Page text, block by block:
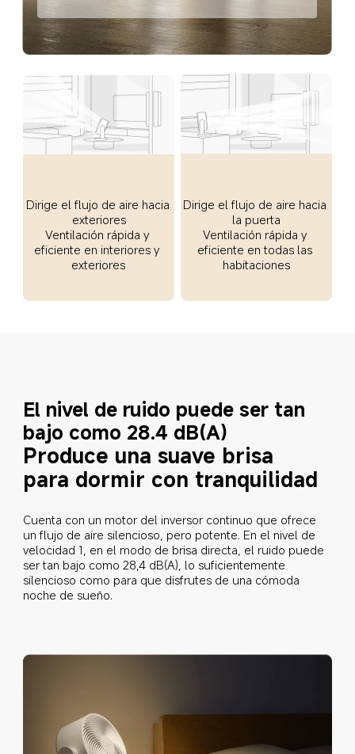
Dirige el flujo de aire hacia
exteriores
Ventilación rápida y
eficiente en interiores y
exteriores
Dirige el flujo de aire hacia
la puerta
Ventilación rápida y
eficiente en todas las
habitaciones
El nivel de ruido puede ser tan
bajo como 28.4 dB(A)
Produce una suave brisa
para dormir con tranquilidad
Cuenta con un motor del inversor continuo que ofrece
un flujo de aire silencioso, pero potente. En el nivel de
velocidad 1, en el modo de brisa directa, el ruido puede
ser tan bajo como 28,4 dB(A), lo suficientemente
silencioso como para que disfrutes de una cómoda
noche de sueño.